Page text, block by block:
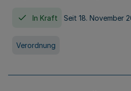
In Kraft Seit 18. November
Verordnung